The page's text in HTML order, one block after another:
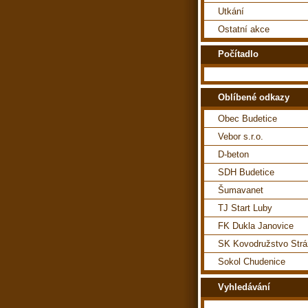
Utkání
Ostatní akce
Počítadlo
Oblíbené odkazy
Obec Budetice
Vebor s.r.o.
D-beton
SDH Budetice
Šumavanet
TJ Start Luby
FK Dukla Janovice
SK Kovodružstvo
Sokol Chudenice
Vyhledávání